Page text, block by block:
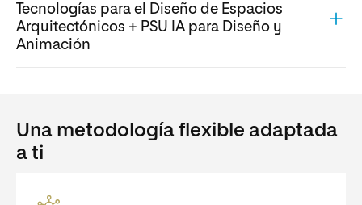
Tecnologías para el Diseño de Espacios
Arquitectónicos + PSU IA para Diseño y
Animación
Una metodología flexible adaptada
a ti